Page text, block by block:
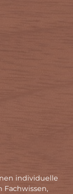
individuelle
Fachwissen,